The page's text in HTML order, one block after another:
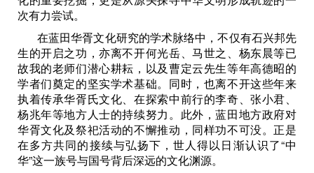
次有力尝试。
在蓝田华胥文化研究的学术脉络中，不仅有石兴邦先
生的开启之功，亦离不开何光岳、马世之、杨东晨等已
故我的老师们潜心耕耘，以及曹定云先生等年高德昭的
学者们奠定的坚实学术基础。同时，也离不开这些年来
执着传承华胥氏文化、在探索中前行的李奇、张小君、
杨兆年等地方人士的持续努力。此外，蓝田地方政府对
华胥文化及祭祀活动的不懈推动，同样功不可没。正是
在多方共同的接续与弘扬下，世人得以日渐认识了“中
华”这一族号与国号背后深远的文化渊源。